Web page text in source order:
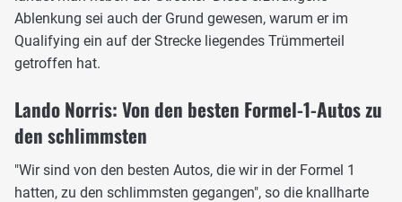
Ablenkung sei auch der Grund gewesen, warum er im
Qualifying ein auf der Strecke liegendes Trümmerteil
getroffen hat.
Lando Norris: Von den besten Formel-1-Autos zu
den schlimmsten
"Wir sind von den besten Autos, die wir in der Formel 1
hatten, zu den schlimmsten gegangen", so die knallharte